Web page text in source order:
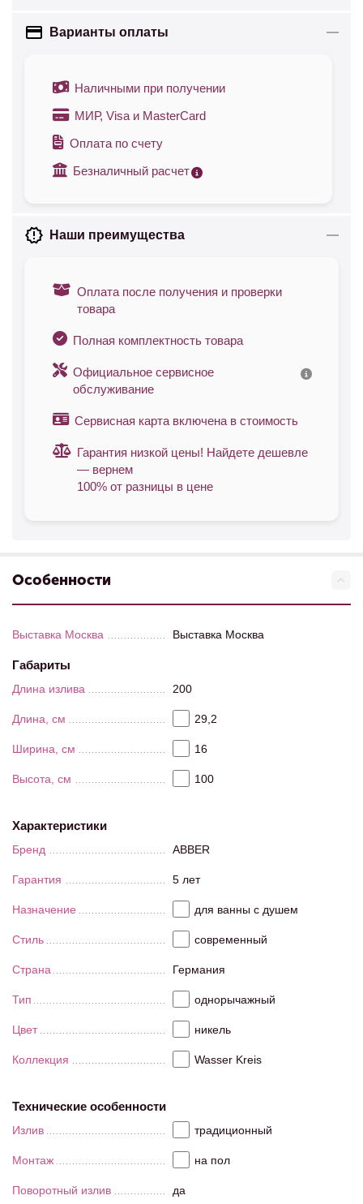
Варианты оплаты
Наличными при получении
МИР, Visa и MasterCard
Оплата по счету
Безналичный расчет
Наши преимущества
Оплата после получения и проверки
товара
Полная комплектность товара
Официальное сервисное
обслуживание
Сервисная карта включена в стоимость
Гарантия низкой цены! Найдете дешевле
— вернем
100% от разницы в цене
Особенности
Выставка Москва Выставка Москва
Габариты
Длина излива 200
Длина, см 29,2
Ширина, см 16
Высота, см 100
Характеристики
Бренд ABBER
Гарантия 5 лет
Назначение для ванны с душем
Стиль современный
Страна Германия
Тип однорычажный
Цвет никель
Коллекция Wasser Kreis
Технические особенности
Излив традиционный
Монтаж на пол
Поворотный излив да